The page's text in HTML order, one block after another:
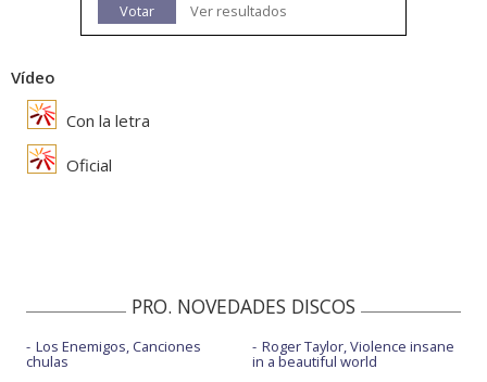
Votar
Ver resultados
Vídeo
Con la letra
Oficial
PRO. NOVEDADES DISCOS
Los Enemigos, Canciones
chulas
Roger Taylor, Violence insane
in a beautiful world